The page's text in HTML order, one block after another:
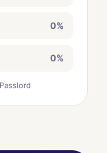
0%
0%